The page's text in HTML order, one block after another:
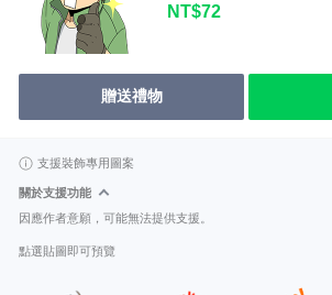
NT$72
贈送禮物
支援裝飾專用圖案
關於支援功能
因應作者意願，可能無法提供支援。
點選貼圖即可預覽